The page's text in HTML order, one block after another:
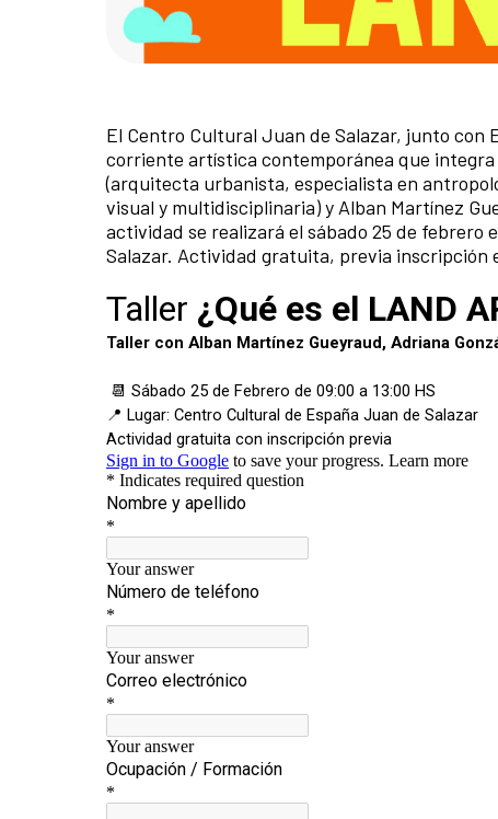
El Centro Cultural Juan de Salazar, junto con
corriente artística contemporánea que
(arquitecta urbanista, especialista en
visual y multidisciplinaria) y Alban Martínez
actividad se realizará el sábado 25 de febrero
Salazar. Actividad gratuita, previa inscripción